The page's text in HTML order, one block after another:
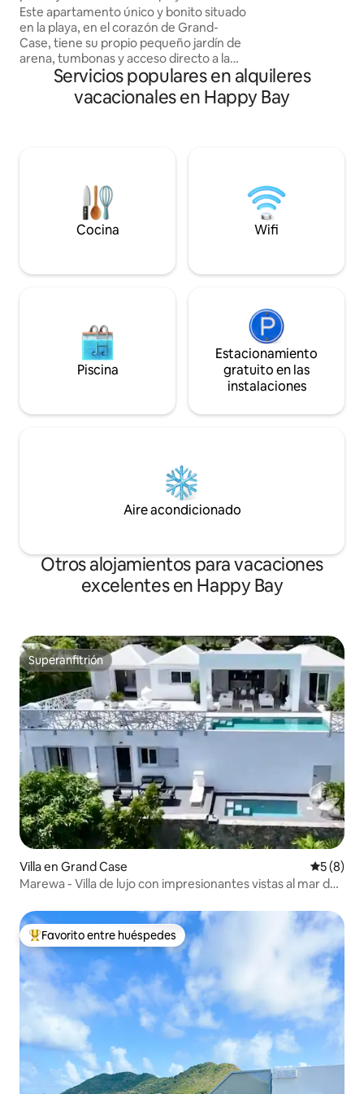
¡Apartamento con encanto!
Este apartamento único y bonito situado
en la playa, en el corazón de Grand-
Case, tiene su propio pequeño jardín de
arena, tumbonas y acceso directo a la
playa. Disfruta de una impresionante
vista completa de la roca criolla y
Anguila. La ubicación en el pueblo y en la
de comestibles, farmacia, compras... El
nuevo estudio en el lado de la calle ya
está listo para dos huéspedes más.
Pronto habrá fotos.
impresionantes
Servicios populares en alquileres
vacacionales en Happy Bay
Cocina Wifi
Piscina
Estacionamiento
gratuito en las
instalaciones
Aire acondicionado
Otros alojamientos para vacaciones
excelentes en Happy Bay
Superanfitrión
Superanfitrión
Villa en Grand Case
5 (8)
Marewa - Villa de lujo con impresionantes vistas al mar de
Favorito entre huéspedes preferido
Favorito entre huéspedes